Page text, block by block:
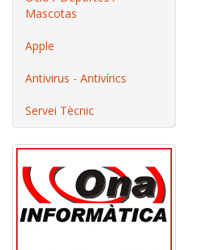
Mascotas
Apple
Antivirus - Antivírics
Servei Tècnic